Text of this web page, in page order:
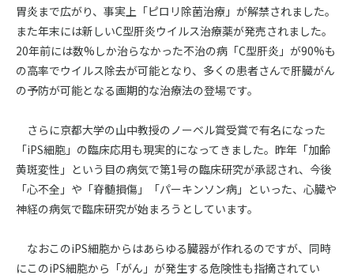
胃炎まで広がり、事実上「ピロリ除菌治療」が解禁されました。
また年末には新しいC型肝炎ウイルス治療薬が発売されました。
20年前には数%しか治らなかった不治の病「C型肝炎」が90%も
の高率でウイルス除去が可能となり、多くの患者さんで肝臓がん
の予防が可能となる画期的な治療法の登場です。
さらに京都大学の山中教授のノーベル賞受賞で有名になった
「iPS細胞」の臨床応用も現実的になってきました。昨年「加齢
黄斑変性」という目の病気で第1号の臨床研究が承認され、今後
「心不全」や「脊髄損傷」「パーキンソン病」といった、心臓や
神経の病気で臨床研究が始まろうとしています。
なおこのiPS細胞からはあらゆる臓器が作れるのですが、同時
にこのiPS細胞から「がん」が発生する危険性も指摘されてい